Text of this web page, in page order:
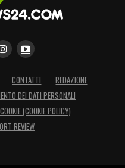
CONTATTI
REDAZIONE
DEI DATI PERSONALI
(COOKIE POLICY)
REVIEW